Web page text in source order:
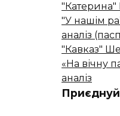
"Катерина"
"У нашім
аналіз
"Кавказ"
«На вічну
аналіз